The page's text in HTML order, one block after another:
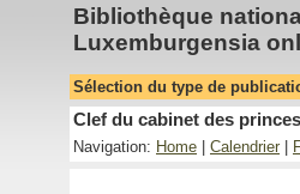
Bibliothèque
Luxemburgensia
Sélection du type de
Clef du cabinet des
Navigation: Home Calendrier